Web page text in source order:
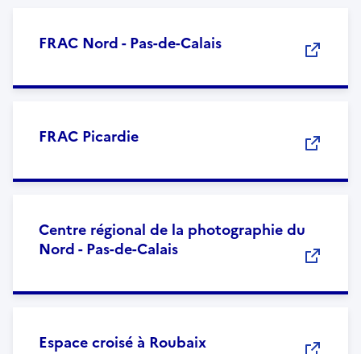
FRAC Nord - Pas-de-Calais
FRAC Picardie
Centre régional de la photographie du
Nord - Pas-de-Calais
Espace croisé à Roubaix